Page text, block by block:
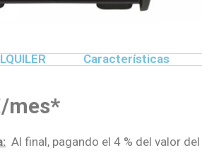
Características
mes*
Al final, pagando el 4 % del valor